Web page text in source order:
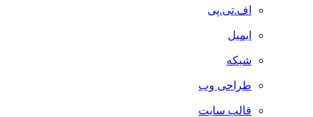
اف.تی.پی
ایمیل
شبکه
طراحی وب
قالب سایت